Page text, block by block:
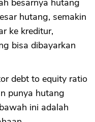
besarnya hutang
hutang, semakin
ke kreditur,
bisa dibayarkan
debt to equity ratio
punya hutang
ini adalah